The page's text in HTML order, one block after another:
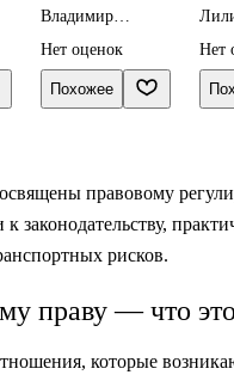
для магистров
Владимир
Нет оценок
Похожее
Нет
правовому
законодательству,
рисков.
праву — что
которые